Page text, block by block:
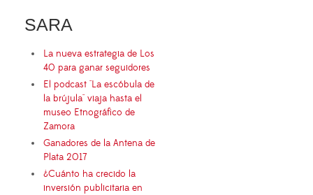
SARA
La nueva estrategia de Los
40 para ganar seguidores
El podcast "La escóbula de
la brújula" viaja hasta el
museo Etnográfico de
Zamora
Ganadores de la Antena de
Plata 2017
¿Cuánto ha crecido la
inversión publicitaria en